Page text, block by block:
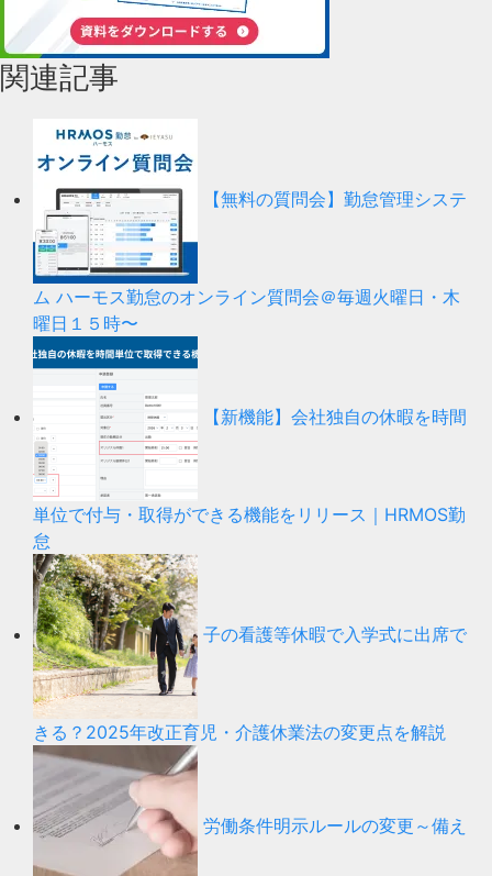
関連記事
【無料の質問会】勤怠管理システ
ム ハーモス勤怠のオンライン質問会＠毎週火曜日・木
曜日１５時〜
【新機能】会社独自の休暇を時間
単位で付与・取得ができる機能をリリース｜HRMOS勤
怠
子の看護等休暇で入学式に出席で
きる？2025年改正育児・介護休業法の変更点を解説
労働条件明示ルールの変更～備え